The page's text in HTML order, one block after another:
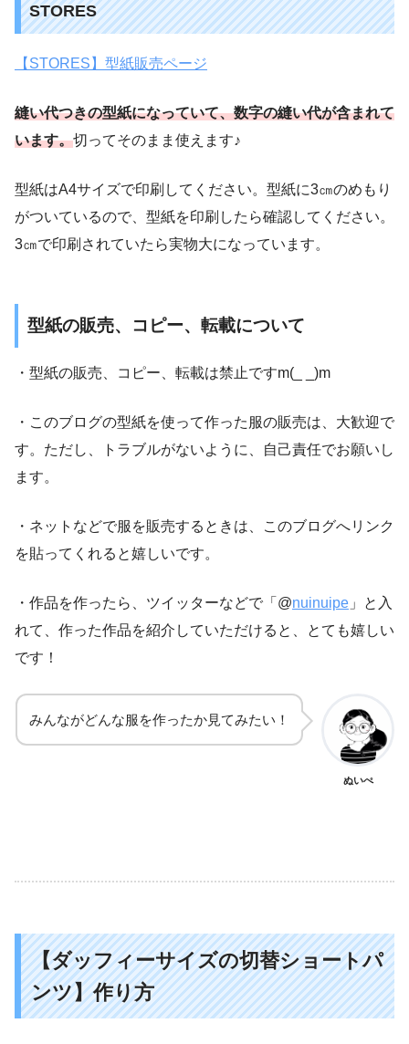
STORES
【STORES】型紙販売ページ
縫い代つきの型紙になっていて、数字の縫い代が含まれて
います。切ってそのまま使えます♪
型紙はA4サイズで印刷してください。型紙に3㎝のめもり
がついているので、型紙を印刷したら確認してください。
3㎝で印刷されていたら実物大になっています。
型紙の販売、コピー、転載について
・型紙の販売、コピー、転載は禁止ですm(_ _)m
・このブログの型紙を使って作った服の販売は、大歓迎で
す。ただし、トラブルがないように、自己責任でお願いし
ます。
・ネットなどで服を販売するときは、このブログへリンク
を貼ってくれると嬉しいです。
・作品を作ったら、ツイッターなどで「@nuinuipe 」と入
れて、作った作品を紹介していただけると、とても嬉しい
です！
みんながどんな服を作ったか見てみたい！
ぬいぺ
【ダッフィーサイズの切替ショートパ
ンツ】作り方